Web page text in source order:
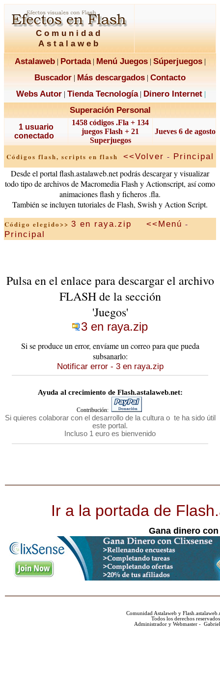
Comunidad
Astalaweb
Astalaweb| Portada| Menú Juegos| Súperjuegos|
Buscador | Más descargados | Contacto
Webs Autor | Tienda Tecnología| Dinero Internet |
Superación Personal
1 usuario
conectado
1458 códigos .Fla + 134
juegos Flash + 21
Superjuegos
Jueves 6 de agosto
Códigos flash, scripts en flash <<Volver - Principal
Desde el portal flash.astalaweb.net podrás descargar y visualizar
todo tipo de archivos de Macromedia Flash y Actionscript, así como
animaciones flash y ficheros .fla.
También se incluyen tutoriales de Flash, Swish y Action Script.
Código elegido>> 3 en raya.zip <<Menú -
Principal
Pulsa en el enlace para descargar el archivo
FLASH de la sección
'Juegos'
3 en raya.zip
Si se produce un error, envíame un correo para que pueda
subsanarlo:
Notificar error - 3 en raya.zip
Ayuda al crecimiento de Flash.astalaweb.net:
Contribución:
Si quieres colaborar con el desarrollo de la cultura o te ha sido útil
este portal.
Incluso 1 euro es bienvenido
Ir a la portada de
Gana dinero con
Comunidad Astalaweb y
Todos los derechos reservados
Administrador y Webmaster -